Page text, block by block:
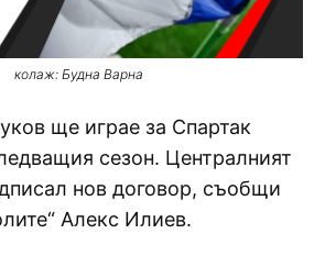
колаж: Будна Варна
ще играе за Спартак
сезон. Централният
нов договор, съобщи
Алекс Илиев.